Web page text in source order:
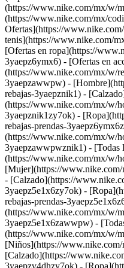
(https://www.nike.com/mx/w/
(https://www.nike.com/mx/
Ofertas](https://
tenis](https://www.nike.com/
[Ofertas en ropa](https://
3yaepz6ymx6) - [Ofertas en
(https://www.nike.com/mx/w/
3yaepzawwpw) -
rebajas-3yaepznik1) -
(https://www.nike.com/mx/w/
3yaepznik1zy7ok) -
rebajas-prendas-
(https://www.nike.com/mx/w/
3yaepzawwpwznik1) - [Todas
(https://www.nike.com/mx/w/
[Mujer](https://www.nike.com/
- [Calzado](https://
3yaepz5e1x6zy7ok) -
rebajas-prendas-
(https://www.nike.com/mx/w/
3yaepz5e1x6zawwpw) -
(https://www.nike.com/mx/w/
[Niños](https://
[Calzado](https://
3yaepzv4dhzy7ok) -